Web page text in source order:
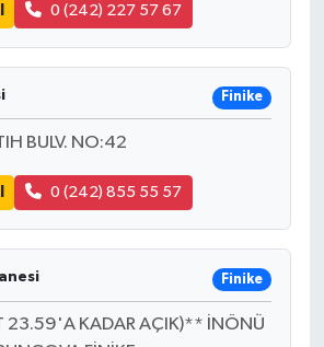
0 (242) 227 57 67
Finike
BULV. NO:42
0 (242) 855 55 57
Finike
23.59'A KADAR AÇIK)** İNÖNÜ